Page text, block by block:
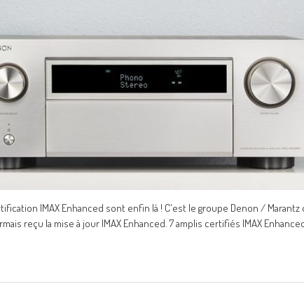
IMAX Enhanced sont enfin là ! C'est le groupe Denon / Marantz
reçu la mise à jour IMAX Enhanced. 7 amplis certifiés IMAX